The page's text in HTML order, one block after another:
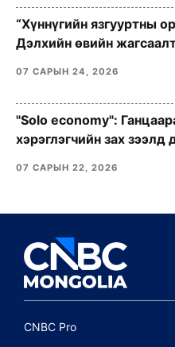
“Хүннүгийн язгууртны
Дэлхийн өвийн
07 САРЫН 24, 2026
"Solo economy":
хэрэглэгчийн зах
07 САРЫН 22, 2026
CNBC Pro